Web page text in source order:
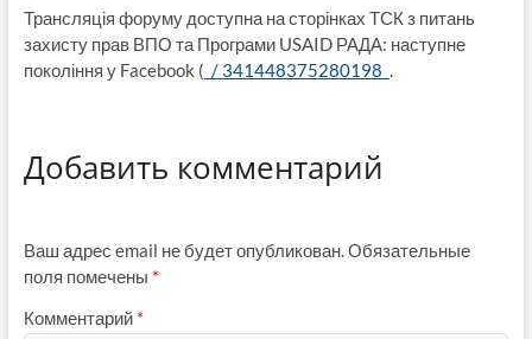
Трансляція форуму доступна на сторінках ТСК з питань
захисту прав ВПО та Програми USAID РАДА: наступне
покоління у Facebook ( / 341448375280198 .
Добавить комментарий
Ваш адрес email не будет опубликован. Обязательные
поля помечены *
Комментарий *